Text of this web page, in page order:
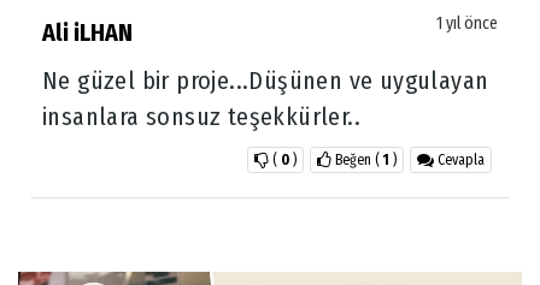
Ali iLHAN 1 yıl önce
Ne güzel bir proje...Düşünen ve uygulayan
insanlara sonsuz teşekkürler..
Cevapla
Beğen ( 1 )
( 0 )